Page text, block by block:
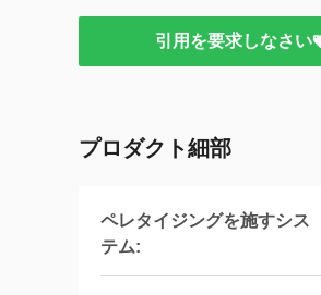
引用を要求しなさい
プロダクト細部
ペレタイジングを施すシス
テム: